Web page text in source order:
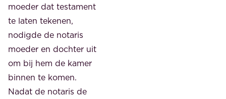
moeder dat testament
te laten tekenen,
nodigde de notaris
moeder en dochter uit
om bij hem de kamer
binnen te komen.
Nadat de notaris de